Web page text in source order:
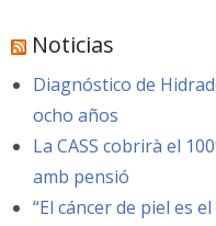
Noticias
Diagnóstico de
ocho años
La CASS cobrirà el
amb pensió
“El cáncer de piel es